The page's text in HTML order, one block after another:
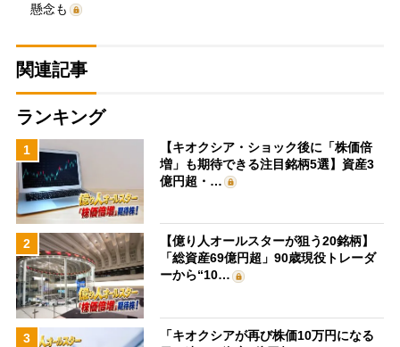
懸念も
関連記事
ランキング
1
【キオクシア・ショック後に「株価倍
増」も期待できる注目銘柄5選】資産3
億円超・…
2
【億り人オールスターが狙う20銘柄】
「総資産69億円超」90歳現役トレーダ
ーから“10…
3
「キオクシアが再び株価10万円になる